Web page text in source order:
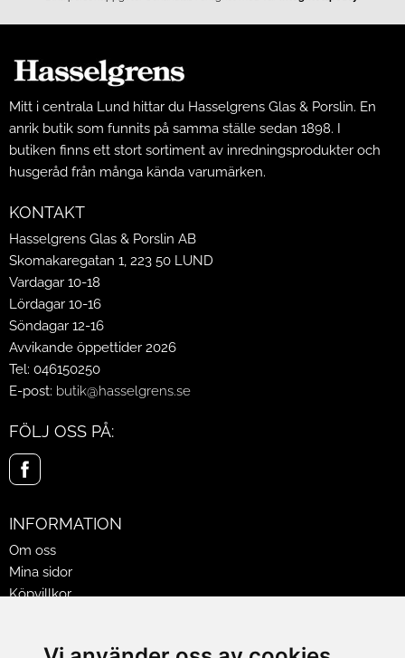
Mitt i centrala Lund hittar du Hasselgrens Glas & Porslin. En
anrik butik som funnits på samma ställe sedan 1898. I
butiken finns ett stort sortiment av inredningsprodukter och
husgeråd från många kända varumärken.
KONTAKT
Hasselgrens Glas & Porslin AB
Skomakaregatan 1, 223 50 LUND
Vardagar 10-18
Lördagar 10-16
Söndagar 12-16
Avvikande öppettider 2026
Tel: 046150250
E-post: butik@hasselgrens.se
FÖLJ OSS PÅ:
INFORMATION
Om oss
Mina sidor
Köpvillkor